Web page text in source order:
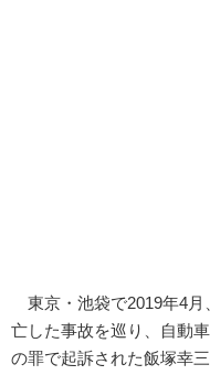
東京・池袋で2019年4月
亡した事故を巡り、自動
の罪で起訴された飯塚幸